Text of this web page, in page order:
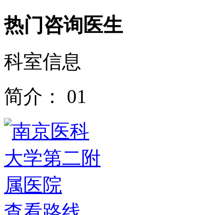
热门咨询医生
科室信息
简介：
01